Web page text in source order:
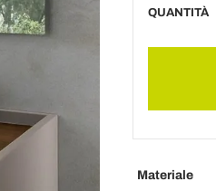
QUANTITÀ
Materiale